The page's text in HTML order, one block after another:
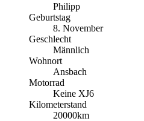
Philipp
Geburtstag
8. November
Geschlecht
Männlich
Wohnort
Ansbach
Motorrad
Keine XJ6
Kilometerstand
20000km